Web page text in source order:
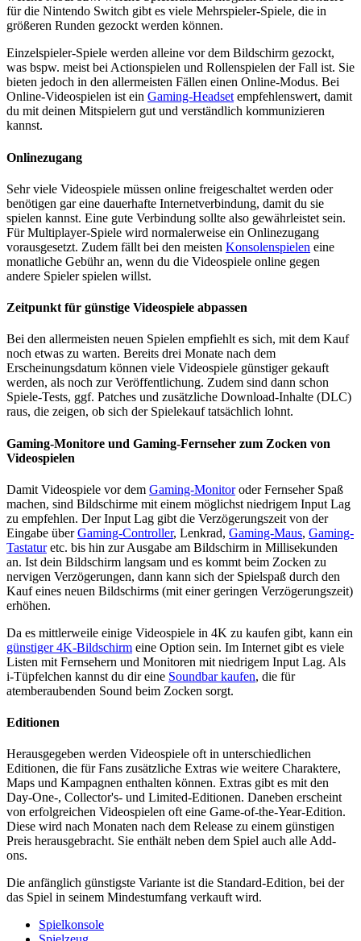
für die Nintendo Switch gibt es viele Mehrspieler-Spiele, die in
größeren Runden gezockt werden können.
Einzelspieler-Spiele werden alleine vor dem Bildschirm gezockt,
was bspw. meist bei Actionspielen und Rollenspielen der Fall ist. Sie
bieten jedoch in den allermeisten Fällen einen Online-Modus. Bei
Online-Videospielen ist ein Gaming-Headset empfehlenswert, damit
du mit deinen Mitspielern gut und verständlich kommunizieren
kannst.
Onlinezugang
Sehr viele Videospiele müssen online freigeschaltet werden oder
benötigen gar eine dauerhafte Internetverbindung, damit du sie
spielen kannst. Eine gute Verbindung sollte also gewährleistet sein.
Für Multiplayer-Spiele wird normalerweise ein Onlinezugang
vorausgesetzt. Zudem fällt bei den meisten Konsolenspielen eine
monatliche Gebühr an, wenn du die Videospiele online gegen
andere Spieler spielen willst.
Zeitpunkt für günstige Videospiele abpassen
Bei den allermeisten neuen Spielen empfiehlt es sich, mit dem Kauf
noch etwas zu warten. Bereits drei Monate nach dem
Erscheinungsdatum können viele Videospiele günstiger gekauft
werden, als noch zur Veröffentlichung. Zudem sind dann schon
Spiele-Tests, ggf. Patches und zusätzliche Download-Inhalte (DLC)
raus, die zeigen, ob sich der Spielekauf tatsächlich lohnt.
Gaming-Monitore und Gaming-Fernseher zum Zocken von
Videospielen
Damit Videospiele vor dem Gaming-Monitoroder Fernseher Spaß
machen, sind Bildschirme mit einem möglichst niedrigem Input Lag
zu empfehlen. Der Input Lag gibt die Verzögerungszeit von der
Eingabe überGaming-Controller, Lenkrad, Gaming-Maus, Gaming-
Tastaturetc. bis hin zur Ausgabe am Bildschirm in Millisekunden
an. Ist dein Bildschirm langsam und es kommt beim Zocken zu
nervigen Verzögerungen, dann kann sich der Spielspaß durch den
Kauf eines neuen Bildschirms (mit einer geringen Verzögerungszeit)
erhöhen.
Da es mittlerweile einige Videospiele in 4K zu kaufen gibt, kann ein
günstiger 4K-Bildschirm eine Option sein. Im Internet gibt es viele
Listen mit Fernsehern und Monitoren mit niedrigem Input Lag. Als
i-Tüpfelchen kannst du dir eine Soundbar kaufen, die für
atemberaubenden Sound beim Zocken sorgt.
Editionen
Herausgegeben werden Videospiele oft in unterschiedlichen
Editionen, die für Fans zusätzliche Extras wie weitere Charaktere,
Maps und Kampagnen enthalten können. Extras gibt es mit den
Day-One-, Collector's- und Limited-Editionen. Daneben erscheint
von erfolgreichen Videospielen oft eine Game-of-the-Year-Edition.
Diese wird nach Monaten nach dem Release zu einem günstigen
Preis herausgebracht. Sie enthält neben dem Spiel auch alle Add-
ons.
Die anfänglich günstigste Variante ist die Standard-Edition, bei der
das Spiel in seinem Mindestumfang verkauft wird.
Spielkonsole